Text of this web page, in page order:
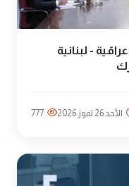
- لبنانية
الأحد 26 تموز 2026 777